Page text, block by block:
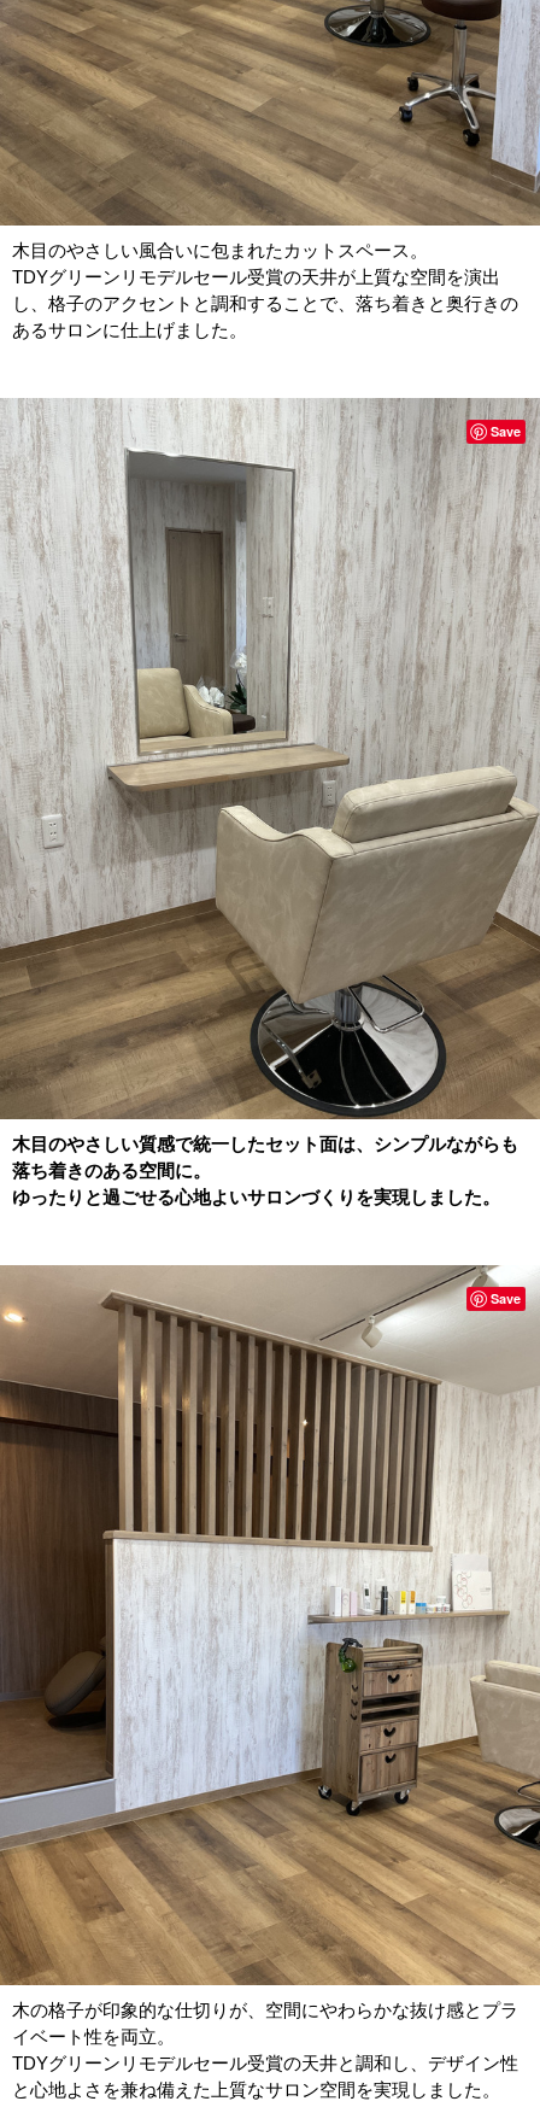
木目のやさしい風合いに包まれたカットスペース。
TDYグリーンリモデルセール受賞の天井が上質な空間を演出
し、格子のアクセントと調和することで、落ち着きと奥行きの
あるサロンに仕上げました。
木目のやさしい質感で統一したセット面は、シンプルながらも
落ち着きのある空間に。
ゆったりと過ごせる心地よいサロンづくりを実現しました。
Save
木の格子が印象的な仕切りが、空間にやわらかな抜け感とプラ
イベート性を両立。
TDYグリーンリモデルセール受賞の天井と調和し、デザイン性
と心地よさを兼ね備えた上質なサロン空間を実現しました。
Save